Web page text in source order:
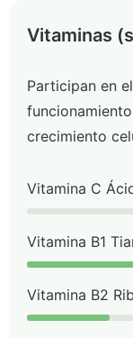
Vitaminas
Participan en
crecimiento
Vitamina C
Vitamina B1
Vitamina B2